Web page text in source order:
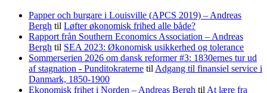
Papper och burgare i Louisville (APCS 2019) – Andreas
Bergh til Løfter økonomisk frihed alle både?
Rapport från Southern Economics Association – Andreas
Bergh til SEA 2023: Økonomisk usikkerhed og tolerance
Sommerserien 2026 om dansk reformer #3: 1830ernes tur ud
af stagnation - Punditokraterne til Adgang til finansiel service i
Danmark, 1850-1900
Ekonomisk frihet i Norden – Andreas Bergh til At lære fra